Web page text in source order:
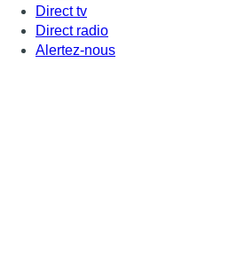
Direct tv
Direct radio
Alertez-nous